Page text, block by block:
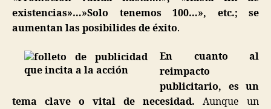
existencias»…»Solo tenemos 100…», etc.; se
aumentan las posibilides de éxito.
En cuanto al
reimpacto
publicitario, es un
tema clave o vital de necesidad. Aunque un